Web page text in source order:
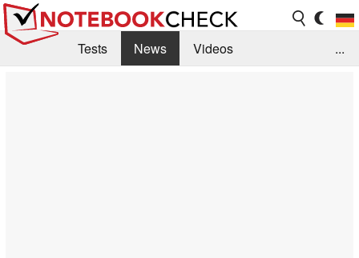
Tests News
Videos
...